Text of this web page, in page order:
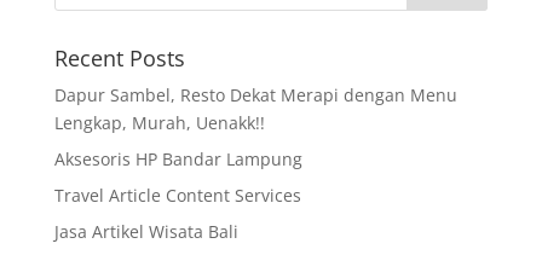
Recent Posts
Dapur Sambel, Resto Dekat Merapi dengan Menu
Lengkap, Murah, Uenakk!!
Aksesoris HP Bandar Lampung
Travel Article Content Services
Jasa Artikel Wisata Bali